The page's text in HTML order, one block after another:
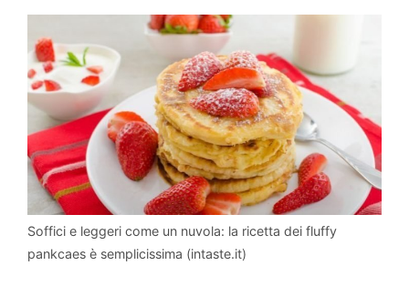
Soffici e leggeri come un nuvola: la ricetta dei fluffy
pankcaes è semplicissima (intaste.it)